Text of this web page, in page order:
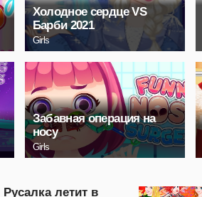
Холодное сердце VS
Барби 2021
Girls
Забавная операция на
носу
Girls
Русалка летит в